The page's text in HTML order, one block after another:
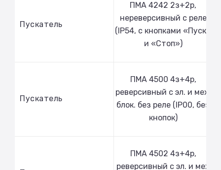
Пускатель
ПМА 4242 2з+2р,
нереверсивный с реле
(IP54, с кнопками «Пуск»
и «Стоп»)
Пускатель
ПМА 4500 4з+4р,
реверсивный с эл. и мех.
блок. без реле (IP00, без
кнопок)
ПМА 4502 4з+4р,
реверсивный с эл. и мех